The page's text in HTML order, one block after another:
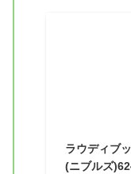
ラウディブ
(ニブルズ